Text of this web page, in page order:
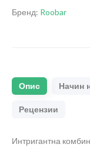
Бренд: Roobar
Опис Начин
Рецензии
Интригантна